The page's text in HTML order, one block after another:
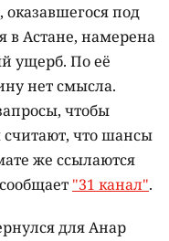
под
в Астане, намерена
ущерб. По её
нет смысла.
чтобы
что шансы
же ссылаются
"31 канал".
для Анар